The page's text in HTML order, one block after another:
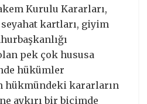
Kurulu Kararları,
kartları, giyim
pek çok hususa
hükümler
hükmündeki kararların
aykırı bir biçimde